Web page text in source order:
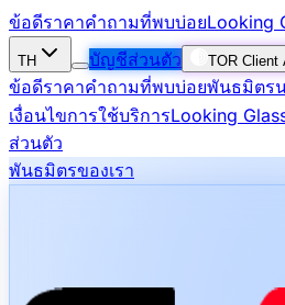
ข้อดีราคาคำถามที่พบบ่อยLooking
TH บัญชีส่วนตัว TOR Client
ข้อดีราคาคำถามที่พบบ่อยพันธมิตร
เงื่อนไขการใช้บริการLooking
ส่วนตัว
พันธมิตรของเรา